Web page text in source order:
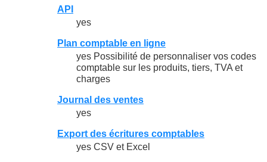
API
yes
Plan comptable en ligne
yes Possibilité de personnaliser vos codes
comptable sur les produits, tiers, TVA et
charges
Journal des ventes
yes
Export des écritures comptables
yes CSV et Excel